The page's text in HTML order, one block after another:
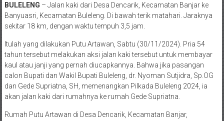
BULELENG – Jalan kaki dari Desa Dencarik, Kecamatan Banjar ke
Banyuasri, Kecamatan Buleleng. Di bawah terik matahari. Jaraknya
sekitar 18 km, dengan waktu tempuh 3,5 jam.
Itulah yang dilakukan Putu Artawan, Sabtu (30/11/2024). Pria 54
tahun tersebut melakukan aksi jalan kaki tersebut untuk membayar
kaul atau janji yang pernah diucapkannya. Bahwa jika pasangan
calon Bupati dan Wakil Bupati Buleleng, dr. Nyoman Sutjidra, Sp.OG
dan Gede Supriatna, SH, memenangkan Pilkada Buleleng 2024, ia
akan jalan kaki dari rumahnya ke rumah Gede Supriatna.
Rumah Putu Artawan di Desa Dencarik, Kecamatan Banjar,